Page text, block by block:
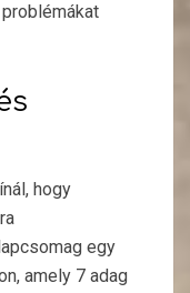
hogy
egy
amely 7 adag